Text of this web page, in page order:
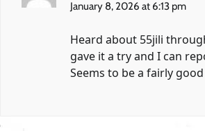
January 8, 2026 at 6:13 pm
Heard about 55jili
gave it a try and I can
Seems to be a fairly